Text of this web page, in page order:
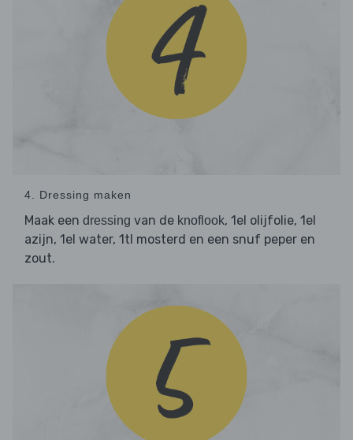
4. Dressing maken
Maak een dressing van de knoflook, 1el olijfolie, 1el
azijn, 1el water, 1tl mosterd en een snuf peper en
zout.